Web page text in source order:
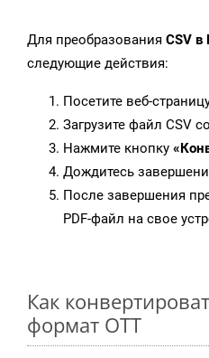
Для преобразования CSV в
следующие действия:
Посетите веб-
Загрузите файл CSV
Нажмите кнопку
Дождитесь
После завершения
PDF-файл на свое
Как
формат OTT